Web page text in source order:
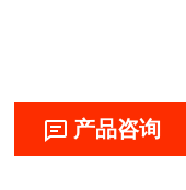
产品咨询